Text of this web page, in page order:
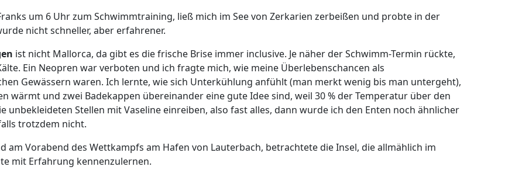
um 6 Uhr zum Schwimmtraining, ließ mich im See von Zerkarien zerbeißen und probte in der
nicht schneller, aber erfahrener.
ist nicht Mallorca, da gibt es die frische Brise immer inclusive. Je näher der Schwimm-Termin rückte,
Ein Neopren war verboten und ich fragte mich, wie meine Überlebenschancen als
Gewässern waren. Ich lernte, wie sich Unterkühlung anfühlt (man merkt wenig bis man untergeht),
wärmt und zwei Badekappen übereinander eine gute Idee sind, weil 30 % der Temperatur über den
unbekleideten Stellen mit Vaseline einreiben, also fast alles, dann wurde ich den Enten noch ähnlicher
trotzdem nicht.
am Vorabend des Wettkampfs am Hafen von Lauterbach, betrachtete die Insel, die allmählich im
mit Erfahrung kennenzulernen.